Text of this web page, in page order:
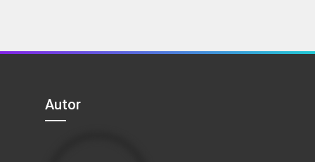
Autor